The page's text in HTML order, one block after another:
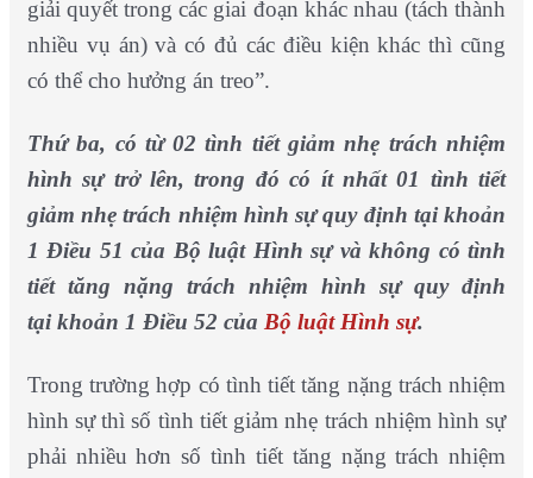
giải quyết trong các giai đoạn khác nhau (tách thành
nhiều vụ án) và có đủ các điều kiện khác thì cũng
có thể cho hưởng án treo”.
Thứ ba, có từ 02 tình tiết giảm nhẹ trách nhiệm
hình sự trở lên, trong đó có ít nhất 01 tình tiết
giảm nhẹ trách nhiệm hình sự quy định tại khoản
1 Điều 51 của Bộ luật Hình sự và không có tình
tiết tăng nặng trách nhiệm hình sự quy định
tại khoản 1 Điều 52 của Bộ luật Hình sự.
Trong trường hợp có tình tiết tăng nặng trách nhiệm
hình sự thì số tình tiết giảm nhẹ trách nhiệm hình sự
phải nhiều hơn số tình tiết tăng nặng trách nhiệm